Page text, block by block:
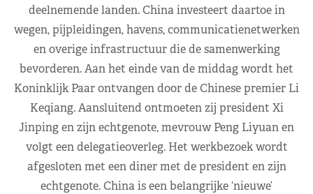
deelnemende landen. China investeert daartoe in
wegen, pijpleidingen, havens, communicatienetwerken
en overige infrastructuur die de samenwerking
bevorderen. Aan het einde van de middag wordt het
Koninklijk Paar ontvangen door de Chinese premier Li
Keqiang. Aansluitend ontmoeten zij president Xi
Jinping en zijn echtgenote, mevrouw Peng Liyuan en
volgt een delegatieoverleg. Het werkbezoek wordt
afgesloten met een diner met de president en zijn
echtgenote. China is een belangrijke ‘nieuwe’